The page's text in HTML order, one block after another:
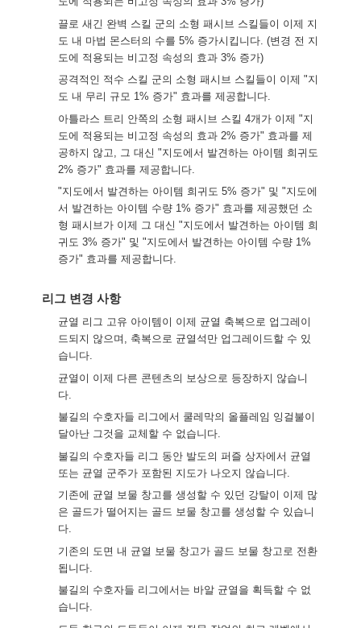
끌로 새긴 완벽 스킬 군의 소형 패시브 스킬들이 이제 지
도 내 마법 몬스터의 수를 5% 증가시킵니다. (변경 전 지
도에 적용되는 비고정 속성의 효과 3% 증가)
공격적인 적수 스킬 군의 소형 패시브 스킬들이 이제 "지
도 내 무리 규모 1% 증가" 효과를 제공합니다.
아틀라스 트리 안쪽의 소형 패시브 스킬 4개가 이제 "지
도에 적용되는 비고정 속성의 효과 2% 증가" 효과를 제
공하지 않고, 그 대신 "지도에서 발견하는 아이템 희귀도
2% 증가" 효과를 제공합니다.
"지도에서 발견하는 아이템 희귀도 5% 증가" 및 "지도에
서 발견하는 아이템 수량 1% 증가" 효과를 제공했던 소
형 패시브가 이제 그 대신 "지도에서 발견하는 아이템 희
귀도 3% 증가" 및 "지도에서 발견하는 아이템 수량 1%
증가" 효과를 제공합니다.
리그 변경 사항
균열 리그 고유 아이템이 이제 균열 축복으로 업그레이
드되지 않으며, 축복으로 균열석만 업그레이드할 수 있
습니다.
균열이 이제 다른 콘텐츠의 보상으로 등장하지 않습니
다.
불길의 수호자들 리그에서 쿨레막의 올플레임 잉걸불이
달아난 그것을 교체할 수 없습니다.
불길의 수호자들 리그 동안 발도의 퍼즐 상자에서 균열
또는 균열 군주가 포함된 지도가 나오지 않습니다.
기존에 균열 보물 창고를 생성할 수 있던 강탈이 이제 많
은 골드가 떨어지는 골드 보물 창고를 생성할 수 있습니
다.
기존의 도면 내 균열 보물 창고가 골드 보물 창고로 전환
됩니다.
불길의 수호자들 리그에서는 바알 균열을 획득할 수 없
습니다.